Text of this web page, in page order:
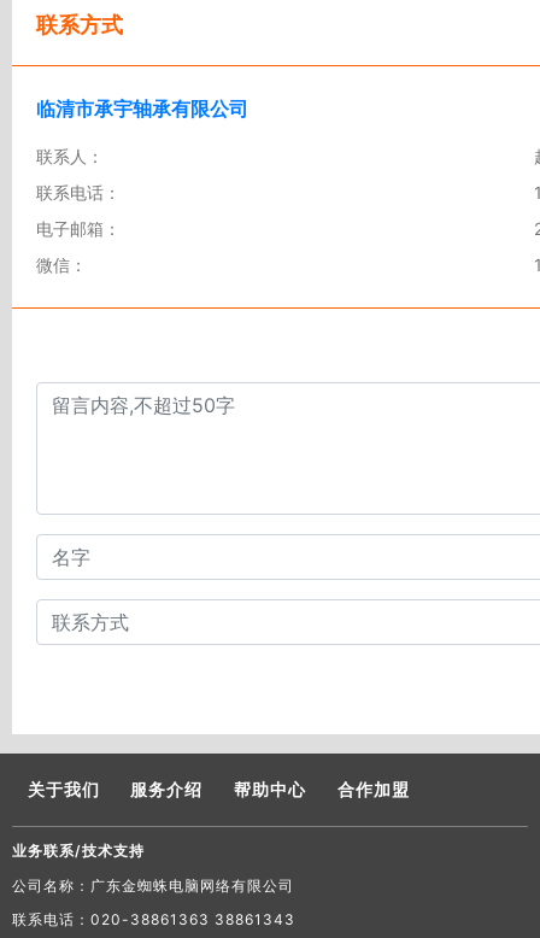
联系方式
临清市承宇轴承有限公司
联系人：
联系电话：
电子邮箱：
微信：
关于我们 服务介绍 帮助中心 合作加盟
业务联系/技术支持
公司名称：广东金蜘蛛电脑网络有限公司
联系电话：020-38861363 38861343